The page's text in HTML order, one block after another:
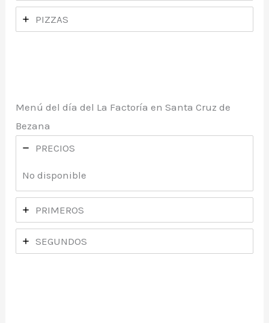
PIZZAS
Menú del día del La Factoría en Santa Cruz de
Bezana
PRECIOS
No disponible
PRIMEROS
SEGUNDOS